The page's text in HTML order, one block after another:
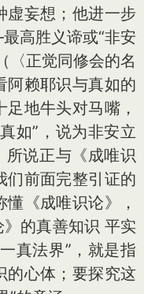
虚妄想；他进一步
高胜义谛或“非安
〈正觉同修会的名
阿赖耶识与真如的
地牛头对马嘴，
如”，说为非安立
说正与《成唯识
们前面完整引证的
懂《成唯识论》，
的真善知识 平实
真法界”，就是指
的心体；要探究这